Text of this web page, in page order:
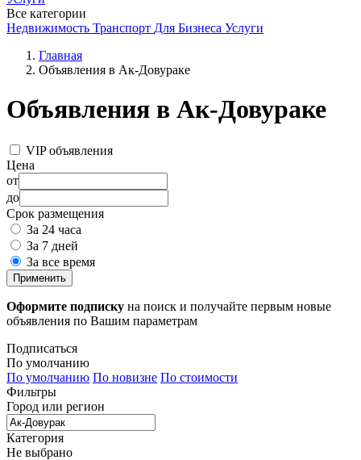
Все категории
Недвижимость Транспорт Для Бизнеса Услуги
Главная
Объявления в Ак-Довураке
Объявления в Ак-Довураке
VIP объявления
Цена
от
до
Срок размещения
За 24 часа
За 7 дней
За все время
Применить
Оформите подписку на поиск и получайте первым новые
объявления по Вашим параметрам
Подписаться
По умолчанию
По умолчанию По новизне По стоимости
Фильтры
Город или регион
Категория
Не выбрано